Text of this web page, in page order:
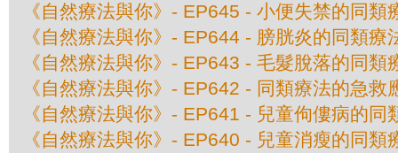
《自然療法與你》- EP645 - 小便失禁的同類
《自然療法與你》- EP644 - 膀胱炎的同類療
《自然療法與你》- EP643 - 毛髮脫落的同類
《自然療法與你》- EP642 - 同類療法的急救
《自然療法與你》- EP641 - 兒童佝僂病的同
《自然療法與你》- EP640 - 兒童消瘦的同類